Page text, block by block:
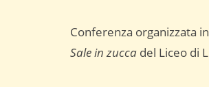
Conferenza organizzata
Sale in zucca del Liceo di